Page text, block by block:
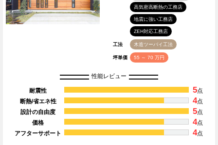
高気密高断熱の工務店
地震に強い工務店
ZEH対応工務店
工法 木造ツーバイ工法
坪単価 55 ～ 70 万円
性能レビュー
耐震性 5点
断熱/省エネ性
4点
設計の自由度
5点
価格
4点
アフターサポート
4点